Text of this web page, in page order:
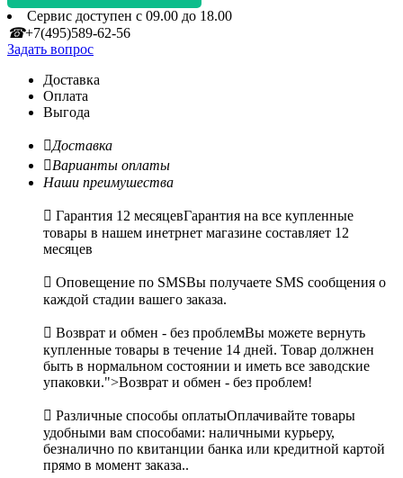
Сервис доступен с 09.00 до 18.00
☎+7(495)589-62-56
Задать вопрос
Доставка
Оплата
Выгода
Доставка
Варианты оплаты
Наши преимушества
 Гарантия 12 месяцевГарантия на все купленные
товары в нашем инетрнет магазине составляет 12
месяцев
 Оповещение по SMSВы получаете SMS сообщения о
каждой стадии вашего заказа.
 Возврат и обмен - без проблемВы можете вернуть
купленные товары в течение 14 дней. Товар должнен
быть в нормальном состоянии и иметь все заводские
упаковки.">Возврат и обмен - без проблем!
 Различные способы оплатыОплачивайте товары
удобными вам способами: наличными курьеру,
безналично по квитанции банка или кредитной картой
прямо в момент заказа..